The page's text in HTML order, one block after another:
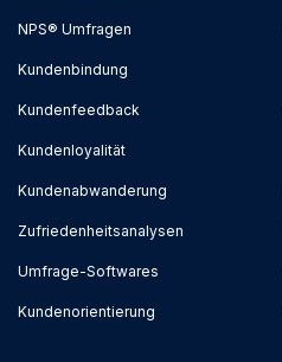
NPS® Umfragen
Kundenbindung
Kundenfeedback
Kundenloyalität
Kundenabwanderung
Zufriedenheitsanalysen
Umfrage-Softwares
Kundenorientierung